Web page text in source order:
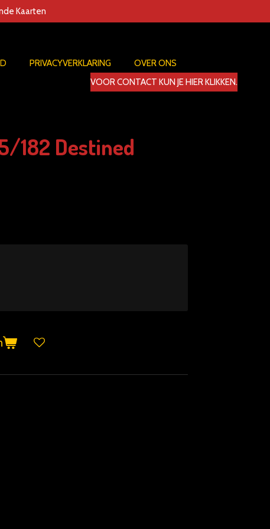
Kaarten
PRIVACYVERKLARING
OVER ONS
VOOR CONTACT KUN JE HIER KLIKKEN.
182 Destined